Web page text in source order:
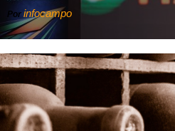
Por infocampo